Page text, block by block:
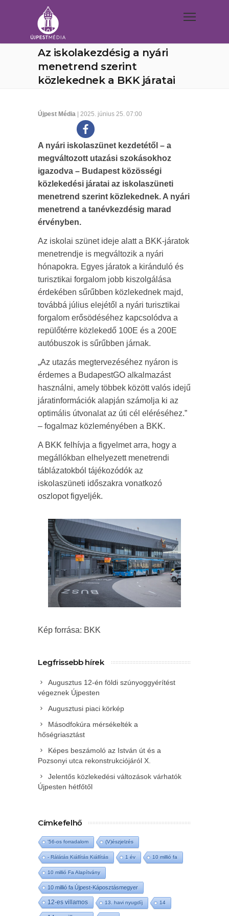
Az iskolakezdésig a nyári
menetrend szerint
közlekednek a BKK járatai
Újpest Média | 2025. június 25. 07:00
A nyári iskolaszünet kezdetétől – a
megváltozott utazási szokásokhoz
igazodva – Budapest közösségi
közlekedési járatai az iskolaszüneti
menetrend szerint közlekednek. A nyári
menetrend a tanévkezdésig marad
érvényben.
Az iskolai szünet ideje alatt a BKK-járatok
menetrendje is megváltozik a nyári
hónapokra. Egyes járatok a kiránduló és
turisztikai forgalom jobb kiszolgálása
érdekében sűrűbben közlekednek majd,
továbbá július elejétől a nyári turisztikai
forgalom erősödéséhez kapcsolódva a
repülőtérre közlekedő 100E és a 200E
autóbuszok is sűrűbben járnak.
„Az utazás megtervezéséhez nyáron is
érdemes a BudapestGO alkalmazást
használni, amely többek között valós idejű
járatinformációk alapján számolja ki az
optimális útvonalat az úti cél eléréséhez.”
– fogalmaz közleményében a BKK.
A BKK felhívja a figyelmet arra, hogy a
megállókban elhelyezett menetrendi
táblázatokból tájékozódók az
iskolaszüneti időszakra vonatkozó
oszlopot figyeljék.
Kép forrása: BKK
Legfrissebb hírek
Augusztus 12-én földi szúnyoggyérítést
végeznek Újpesten
Augusztusi piaci körkép
Másodfokúra mérsékelték a
hőségriasztást
Képes beszámoló az István út és a
Pozsonyi utca rekonstrukciójáról X.
Jelentős közlekedési változások várhatók
Újpesten hétfőtől
Címkefelhő
'56-os forradalom (V)észjelzés
- Rálátás Kiállítás Kiállítás 1 év 10 millió fa
10 millió Fa Alapítvány
10 millió fa Újpest-Káposztásmegyer
12-es villamos 13. havi nyugdíj 14